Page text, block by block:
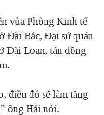
vủa Phòng Kinh tế
Đài Bắc, Ðại sứ quán
Ðài Loan, tán đồng
điều đó sẽ làm tăng
ông Hải nói.